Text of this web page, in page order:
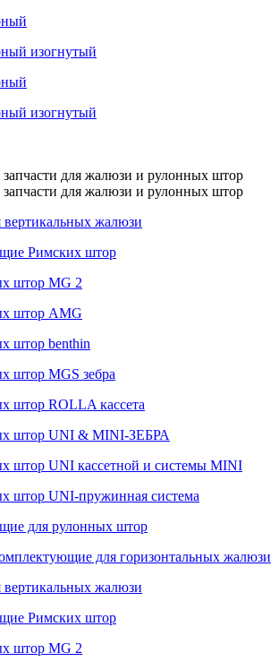
изогнутый
изогнутый
для жалюзи и рулонных штор
для жалюзи и рулонных штор
вертикальных жалюзи
Римских штор
штор MG 2
штор AMG
штор benthin
штор MGS зебра
штор ROLLA кассета
штор UNI & MINI-ЗЕБРА
штор UNI кассетной и системы MINI
штор UNI-пружинная система
для рулонных штор
для горизонтальных жалюзи
вертикальных жалюзи
Римских штор
штор MG 2